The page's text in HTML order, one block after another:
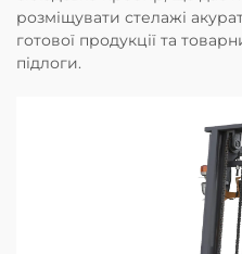
розміщувати стелажі
готової продукції та
підлоги.